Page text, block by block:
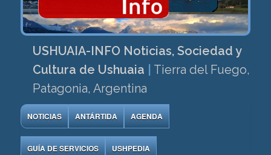
USHUAIA-INFO Noticias, Sociedad y
Cultura de Ushuaia
Tierra del Fuego,
Patagonia, Argentina
NOTICIAS ANTÁRTIDA AGENDA
GUÍA DE SERVICIOS USHPEDIA